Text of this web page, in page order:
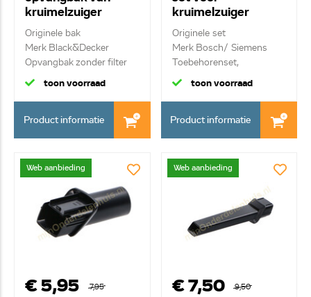
kruimelzuiger
N640272
Originele bak
Merk Black&Decker
Opvangbak zonder filter
toon voorraad
Product informatie
kruimelzuiger
17001822
BHZTKIT1
Originele set
Merk Bosch/ Siemens
Toebehorenset,
bekleding...
toon voorraad
Product informatie
Web aanbieding
€ 5,95
7,95
Web aanbieding
€ 7,50
9,50